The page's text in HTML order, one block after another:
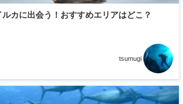
カに出会う！おすすめエリアはどこ？
tsumugi